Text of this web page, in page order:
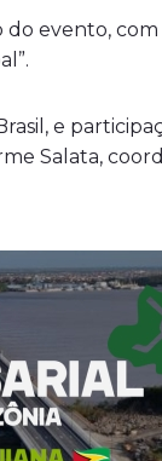
evento,
e
Salata,